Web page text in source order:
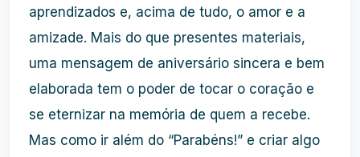
aprendizados e, acima de tudo, o amor e a
amizade. Mais do que presentes materiais,
uma mensagem de aniversário sincera e bem
elaborada tem o poder de tocar o coração e
se eternizar na memória de quem a recebe.
Mas como ir além do “Parabéns!” e criar algo